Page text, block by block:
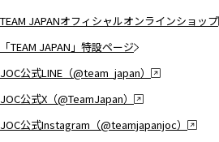
TEAM JAPANオフィシャルオンラインショップ
「TEAM JAPAN」特設ページ
JOC公式LINE（@team_japan）
JOC公式X（@TeamJapan）
JOC公式Instagram（@teamjapanjoc）